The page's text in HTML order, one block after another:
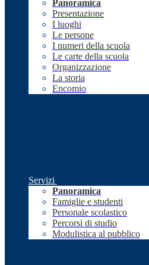
Panoramica
Presentazione
I luoghi
Le persone
I numeri della scuola
Le carte della scuola
Organizzazione
La storia
Encomio
Servizi
Panoramica
Famiglie e studenti
Personale scolastico
Percorsi di studio
Modulistica al pubblico